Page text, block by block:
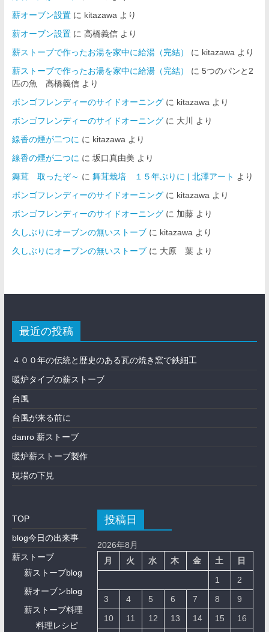
薪オーブン設置に kitazawaより
薪オーブン設置に 高橋義信より
薪ストーブで作ったお湯を家中に給湯（完結）
に kitazawaより
薪ストーブで作ったお湯を家中に給湯（完結）
に 5つのパンと2
匹の魚 高橋義信より
ボンゴフレンディーのサイドオーニングに kitazawaより
ボンゴフレンディーのサイドオーニングに 大川
より
線香の煙が二つに に kitazawaより
線香の煙が二つに に 坂口真由美 より
舞茸 取ったぞ～ に 舞茸栽培 １５年ぶりに | 北澤アート より
ボンゴフレンディーのサイドオーニングに kitazawaより
ボンゴフレンディーのサイドオーニングに 加藤より
久しぶりにオーブンの無いストーブに kitazawaより
久しぶりにオーブンの無いストーブに 大原 葉より
最近の投稿
４００年の伝統と歴史のある瓦の焼き窯で鉄細工
暖炉タイプの薪ストーブ
台風
台風が来る前に
danro 薪ストーブ
暖炉薪ストーブ製作
現場の下見
TOP
blog今日の出来事
薪ストーブ
薪ストーブblog
薪オーブンblog
薪ストーブ料理
料理レシピ
投稿日
2026年8月
月
火 水 木 金 土 日
1
2
3
4 5 6 7 8
9
10
11 12 13 14 15
16